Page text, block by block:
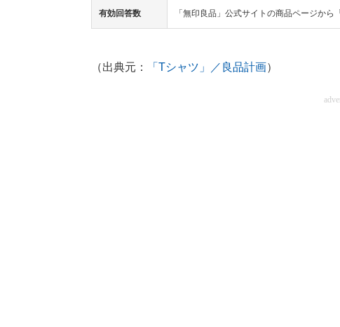
有効回答数 「無印良品」公式サイトの商品ページか
（出典元： 「Tシャツ」／良品計画）